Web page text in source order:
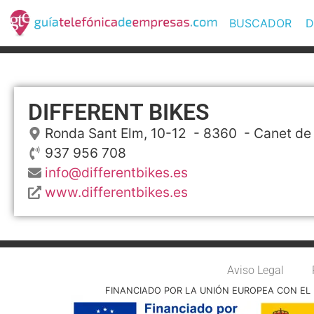
BUSCADOR
DIFFERENT BIKES
Ronda Sant Elm, 10-12 - 8360 - Canet
937 956 708
info@differentbikes.es
www.differentbikes.es
Aviso Legal
FINANCIADO POR LA UNIÓN EUROPEA CON